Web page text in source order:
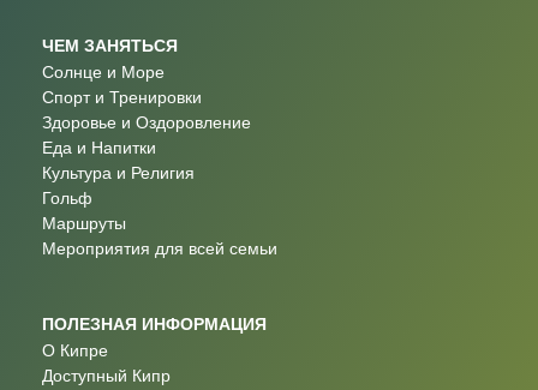
ЧЕМ ЗАНЯТЬСЯ
Солнце и Море
Спорт и Тренировки
Здоровье и Оздоровление
Еда и Напитки
Культура и Религия
Гольф
Маршруты
Мероприятия для всей семьи
ПОЛЕЗНАЯ ИНФОРМАЦИЯ
О Кипре
Доступный Кипр